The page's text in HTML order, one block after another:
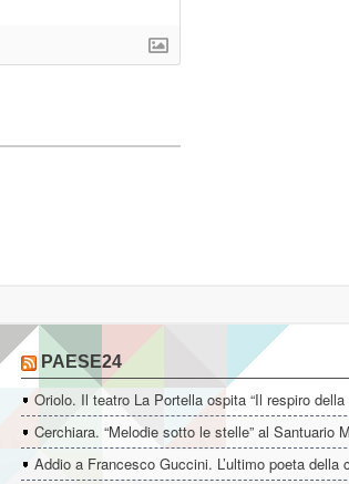
PAESE24
Oriolo. Il teatro La Portella ospita “Il respiro
Cerchiara. “Melodie sotto le stelle” al Santuario
Addio a Francesco Guccini. L’ultimo poeta della